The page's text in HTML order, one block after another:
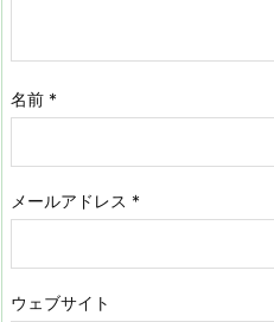
名前 *
メールアドレス *
ウェブサイト